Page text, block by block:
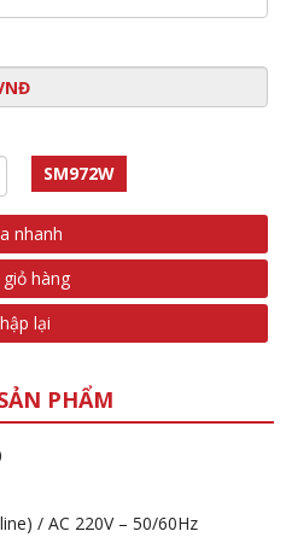
SM972W
nhanh
hàng
lại
PHẨM
/ AC 220V – 50/60Hz